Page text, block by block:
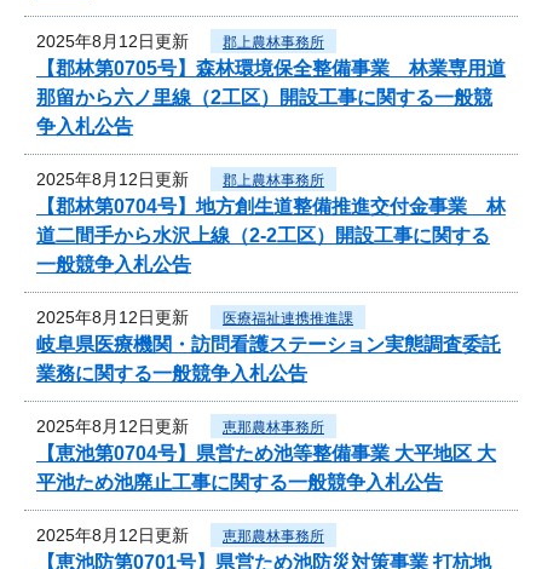
2025年8月12日更新 郡上農林事務所
【郡林第0705号】森林環境保全整備事業 林業専用道
那留から六ノ里線（2工区）開設工事に関する一般競
争入札公告
2025年8月12日更新 郡上農林事務所
【郡林第0704号】地方創生道整備推進交付金事業 林
道二間手から水沢上線（2-2工区）開設工事に関する
一般競争入札公告
2025年8月12日更新 医療福祉連携推進課
岐阜県医療機関・訪問看護ステーション実態調査委託
業務に関する一般競争入札公告
2025年8月12日更新 恵那農林事務所
【恵池第0704号】県営ため池等整備事業 大平地区 大
平池ため池廃止工事に関する一般競争入札公告
2025年8月12日更新 恵那農林事務所
【恵池防第0701号】県営ため池防災対策事業 打杭地